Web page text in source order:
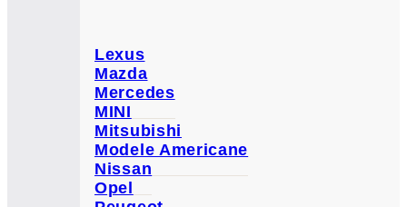
Lexus
Mazda
Mercedes
MINI
Mitsubishi
Modele Americane
Nissan
Opel